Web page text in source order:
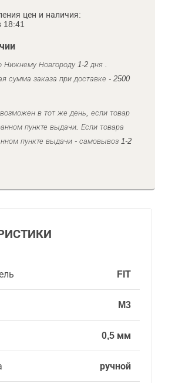
цен и наличия:
18:41
Нижнему Новгороду 1-2 дня .
сумма заказа при доставке - 2500
в тот же день, если товар
пункте выдачи. Если товара
пункте выдачи - самовывоз 1-2
FIT
M3
0,5 мм
ручной